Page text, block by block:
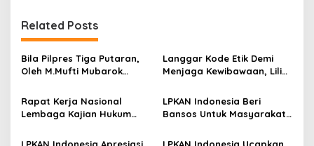
n
a
v
g
a
Related Posts
Bila Pilpres Tiga Putaran,
Oleh M.Mufti Mubarok
LPKAN INDONESIA
Langgar Kode Etik Demi
Menjaga Kewibawaan, Lili
Mundur dari Jabatan
Pimpinan KPK RI
Rapat Kerja Nasional
Lembaga Kajian Hukum
(LKHAI) Menghasilkan
LPKAN Indonesia Beri
Bansos Untuk Masyarakat
19 Saat PPKM Darurat